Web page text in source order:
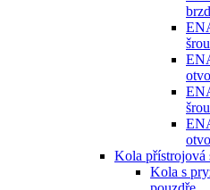
Kola přístrojová
Kola s